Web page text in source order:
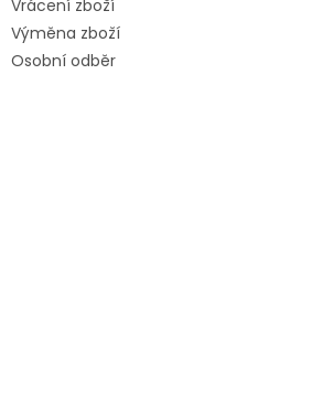
Vrácení zboží
Výměna zboží
Osobní odběr